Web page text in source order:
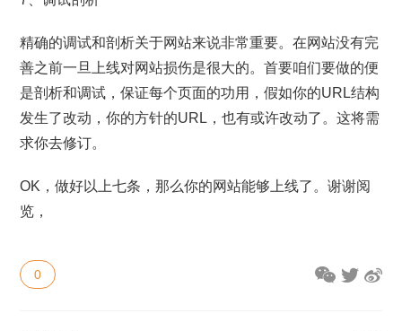
精确的调试和剖析关于网站来说非常重要。在网站没有完
善之前一旦上线对网站损伤是很大的。首要咱们要做的便
是剖析和调试，保证每个页面的功用，假如你的URL结构
发生了改动，你的方针的URL，也有或许改动了。这将需
求你去修订。
OK，做好以上七条，那么你的网站能够上线了。谢谢阅
览，
0